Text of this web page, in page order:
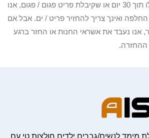
הפריטים שלך לא קיבלו תוך 30 יום או שקיבלת פריט פגום / פגום, אנו
ואינך צריך להחזיר פריט / ים. אבל אם
אנו נעבד את אשראי החנות או החזר ברגע
ההחזרה.